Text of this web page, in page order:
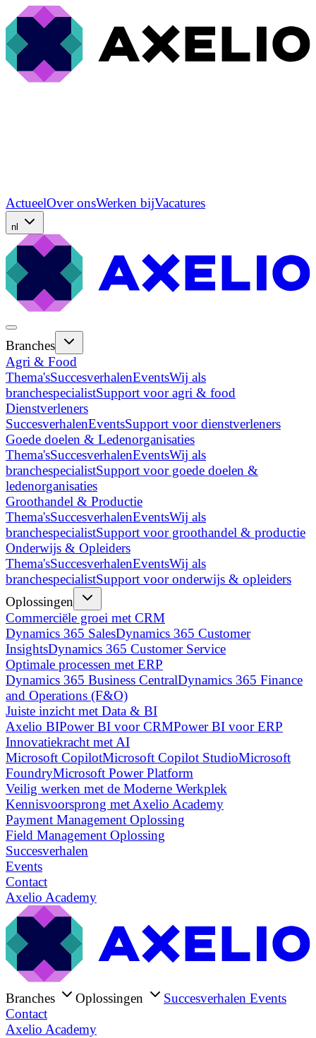
ActueelOver onsWerken bijVacatures
nl
Branches
Agri & Food
Thema'sSuccesverhalenEventsWij als
branchespecialistSupport voor agri & food
Dienstverleners
SuccesverhalenEventsSupport voor dienstverleners
Goede doelen & Ledenorganisaties
Thema'sSuccesverhalenEventsWij als
branchespecialistSupport voor goede doelen &
ledenorganisaties
Groothandel & Productie
Thema'sSuccesverhalenEventsWij als
branchespecialistSupport voor groothandel & productie
Onderwijs & Opleiders
Thema'sSuccesverhalenEventsWij als
branchespecialistSupport voor onderwijs & opleiders
Oplossingen
Commerciële groei met CRM
Dynamics 365 SalesDynamics 365 Customer
InsightsDynamics 365 Customer Service
Optimale processen met ERP
Dynamics 365 Business CentralDynamics 365 Finance
and Operations (F&O)
Juiste inzicht met Data & BI
Axelio BIPower BI voor CRMPower BI voor ERP
Innovatiekracht met AI
Microsoft CopilotMicrosoft Copilot StudioMicrosoft
FoundryMicrosoft Power Platform
Veilig werken met de Moderne Werkplek
Kennisvoorsprong met Axelio Academy
Payment Management Oplossing
Field Management Oplossing
Succesverhalen
Events
Contact
Axelio Academy
Branches Oplossingen Succesverhalen Events
Contact
Axelio Academy